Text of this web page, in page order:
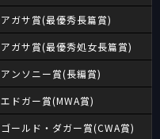
アガサ賞(最優秀長篇賞)
アガサ賞(最優秀処女長篇賞)
アンソニー賞(長編賞)
エドガー賞(MWA賞)
ゴールド・ダガー賞(CWA賞)